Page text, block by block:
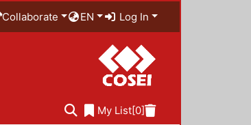
Collaborate EN Log In
My List[0]